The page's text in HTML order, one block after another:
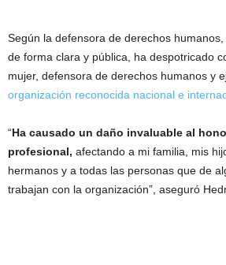
Según la defensora de derechos
de forma clara y pública, ha despotricado
mujer, defensora de derechos humanos y
organización reconocida nacional e
“Ha causado un daño invaluable al
profesional, afectando a mi familia, mis
hermanos y a todas las personas que de
trabajan con la organización”, aseguró